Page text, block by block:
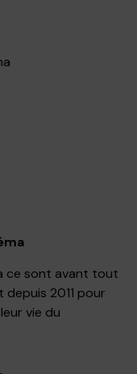
ce sont avant tout
2011 pour
vie du